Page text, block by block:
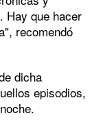
Hay que hacer
recomendó
dicha
episodios,